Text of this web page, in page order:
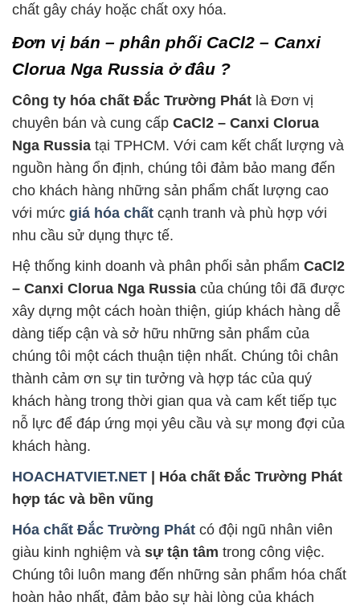
chất gây cháy hoặc chất oxy hóa.
Đơn vị bán – phân phối CaCl2 – Canxi
Clorua Nga Russia ở đâu ?
Công ty hóa chất Đắc Trường Phát là Đơn vị
chuyên bán và cung cấp CaCl2 – Canxi Clorua
Nga Russia tại TPHCM. Với cam kết chất lượng và
nguồn hàng ổn định, chúng tôi đảm bảo mang đến
cho khách hàng những sản phẩm chất lượng cao
với mức giá hóa chất cạnh tranh và phù hợp với
nhu cầu sử dụng thực tế.
Hệ thống kinh doanh và phân phối sản phẩm CaCl2
– Canxi Clorua Nga Russia của chúng tôi đã được
xây dựng một cách hoàn thiện, giúp khách hàng dễ
dàng tiếp cận và sở hữu những sản phẩm của
chúng tôi một cách thuận tiện nhất. Chúng tôi chân
thành cảm ơn sự tin tưởng và hợp tác của quý
khách hàng trong thời gian qua và cam kết tiếp tục
nỗ lực để đáp ứng mọi yêu cầu và sự mong đợi của
khách hàng.
HOACHATVIET.NET | Hóa chất Đắc Trường Phát
hợp tác và bền vũng
Hóa chất Đắc Trường Phát có đội ngũ nhân viên
giàu kinh nghiệm và sự tận tâm trong công việc.
Chúng tôi luôn mang đến những sản phẩm hóa chất
hoàn hảo nhất, đảm bảo sự hài lòng của khách